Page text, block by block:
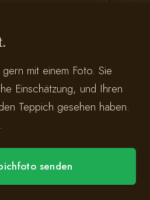
mit einem Foto. Sie
Einschätzung, und Ihren
Teppich gesehen haben.
senden